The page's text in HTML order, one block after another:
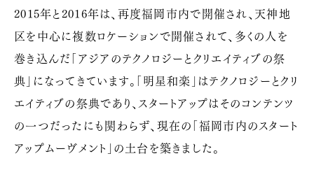
2015年と2016年は、再度福岡市内で開催され、天神地
区を中心に複数ロケーションで開催されて、多くの人を
巻き込んだ「アジアのテクノロジーとクリエイティブの祭
典」になってきています。「明星和楽」はテクノロジーとクリ
エイティブの祭典であり、スタートアップはそのコンテンツ
の一つだったにも関わらず、現在の「福岡市内のスタート
アップムーヴメント」の土台を築きました。